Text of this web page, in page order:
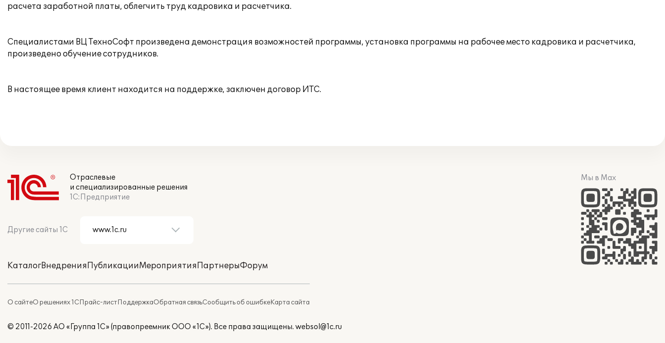
расчета заработной платы, облегчить труд кадровика и расчетчика.
Специалистами ВЦ ТехноСофт произведена демонстрация возможностей программы, установка программы на рабочее место кадровика и расчетчика,
произведено обучение сотрудников.
В настоящее время клиент находится на поддержке, заключен договор ИТС.
Отраслевые
и специализированные решения
1С:Предприятие
Другие сайты 1С
КаталогВнедренияПубликацииМероприятияПартнерыФорум
О сайтеО решениях 1СПрайс-листПоддержкаОбратная связьСообщить об ошибкеКарта сайта
Мы в Max
© 2011-2026 АО «Группа 1С» (правопреемник ООО «1С»). Все права защищены. websol@1c.ru